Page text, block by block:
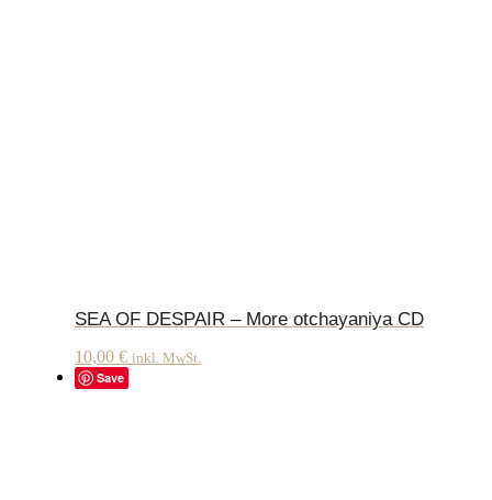
SEA OF DESPAIR – More otchayaniya CD
10,00 € inkl. MwSt.
Save